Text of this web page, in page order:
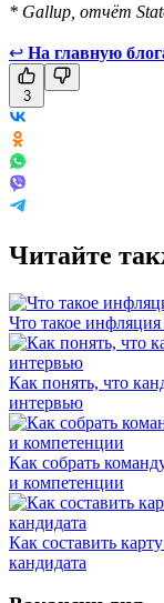
* Gallup, отчёт
↩ На главную
3
Читайте
Что такое
Как понять, что
интервью
Как собрать
и компетенции
Как составить
кандидата